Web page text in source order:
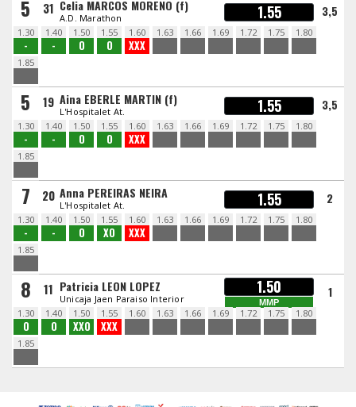
5 31 Celia MARCOS MORENO (f)
A.D. Marathon 1.55 3,5
1.30
-
1.40
-
1.50
O
1.55
O
1.60
XXX
1.63 1.66 1.69 1.72 1.75 1.80
1.85
5 19 Aina EBERLE MARTIN (f)
L'Hospitalet At. 1.55 3,5
1.30
-
1.40
-
1.50
O
1.55
O
1.60
XXX
1.63 1.66 1.69 1.72 1.75 1.80
1.85
7 20 Anna PEREIRAS NEIRA
L'Hospitalet At. 1.55 2
1.30
-
1.40
-
1.50
O
1.55
XO
1.60
XXX
1.63 1.66 1.69 1.72 1.75 1.80
1.85
8 11 Patricia LEON LOPEZ
Unicaja Jaen Paraiso Interior
1.50
MMP
1
1.30
O
1.40
O
1.50
XXO
1.55
XXX
1.60 1.63 1.66 1.69 1.72 1.75 1.80
1.85